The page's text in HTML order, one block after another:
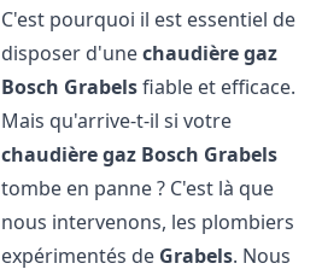
C'est pourquoi il est essentiel de
disposer d'unechaudière gaz
Bosch Grabelsfiable et efficace.
Mais qu'arrive-t-il si votre
chaudière gaz Bosch Grabels
tombe en panne ? C'est là que
nous intervenons, les plombiers
expérimentés de Grabels. Nous